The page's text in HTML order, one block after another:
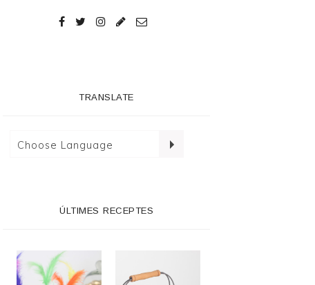
TRANSLATE
ÚLTIMES RECEPTES